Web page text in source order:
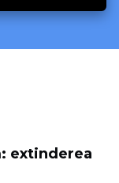
extinderea